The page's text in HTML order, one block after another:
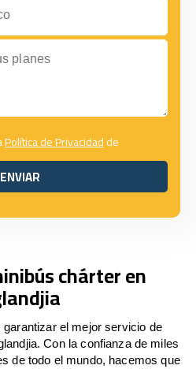
Política de Privacidadde
ENVIAR
ENVIAR
chárter en
el mejor servicio de
Con la confianza de miles
de todo el mundo, hacemos que